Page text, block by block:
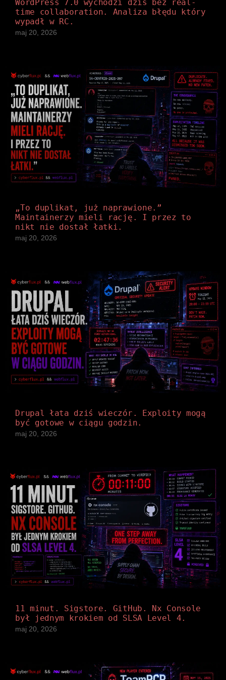
→
→
WordPress 7.0 wychodzi dziś bez real-
time collaboration. Analiza błędu który
wypadł w RC.
maj 20, 2026
„To duplikat, już naprawione.”
Maintainerzy mieli rację. I przez to
nikt nie dostał łatki.
maj 20, 2026
Drupal łata dziś wieczór. Exploity mogą
być gotowe w ciągu godzin.
maj 20, 2026
11 minut. Sigstore. GitHub. Nx Console
był jednym krokiem od SLSA Level 4.
maj 20, 2026